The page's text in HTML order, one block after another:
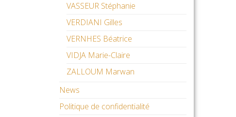
VASSEUR Stéphanie
VERDIANI Gilles
VERNHES Béatrice
VIDJA Marie-Claire
ZALLOUM Marwan
News
Politique de confidentialité